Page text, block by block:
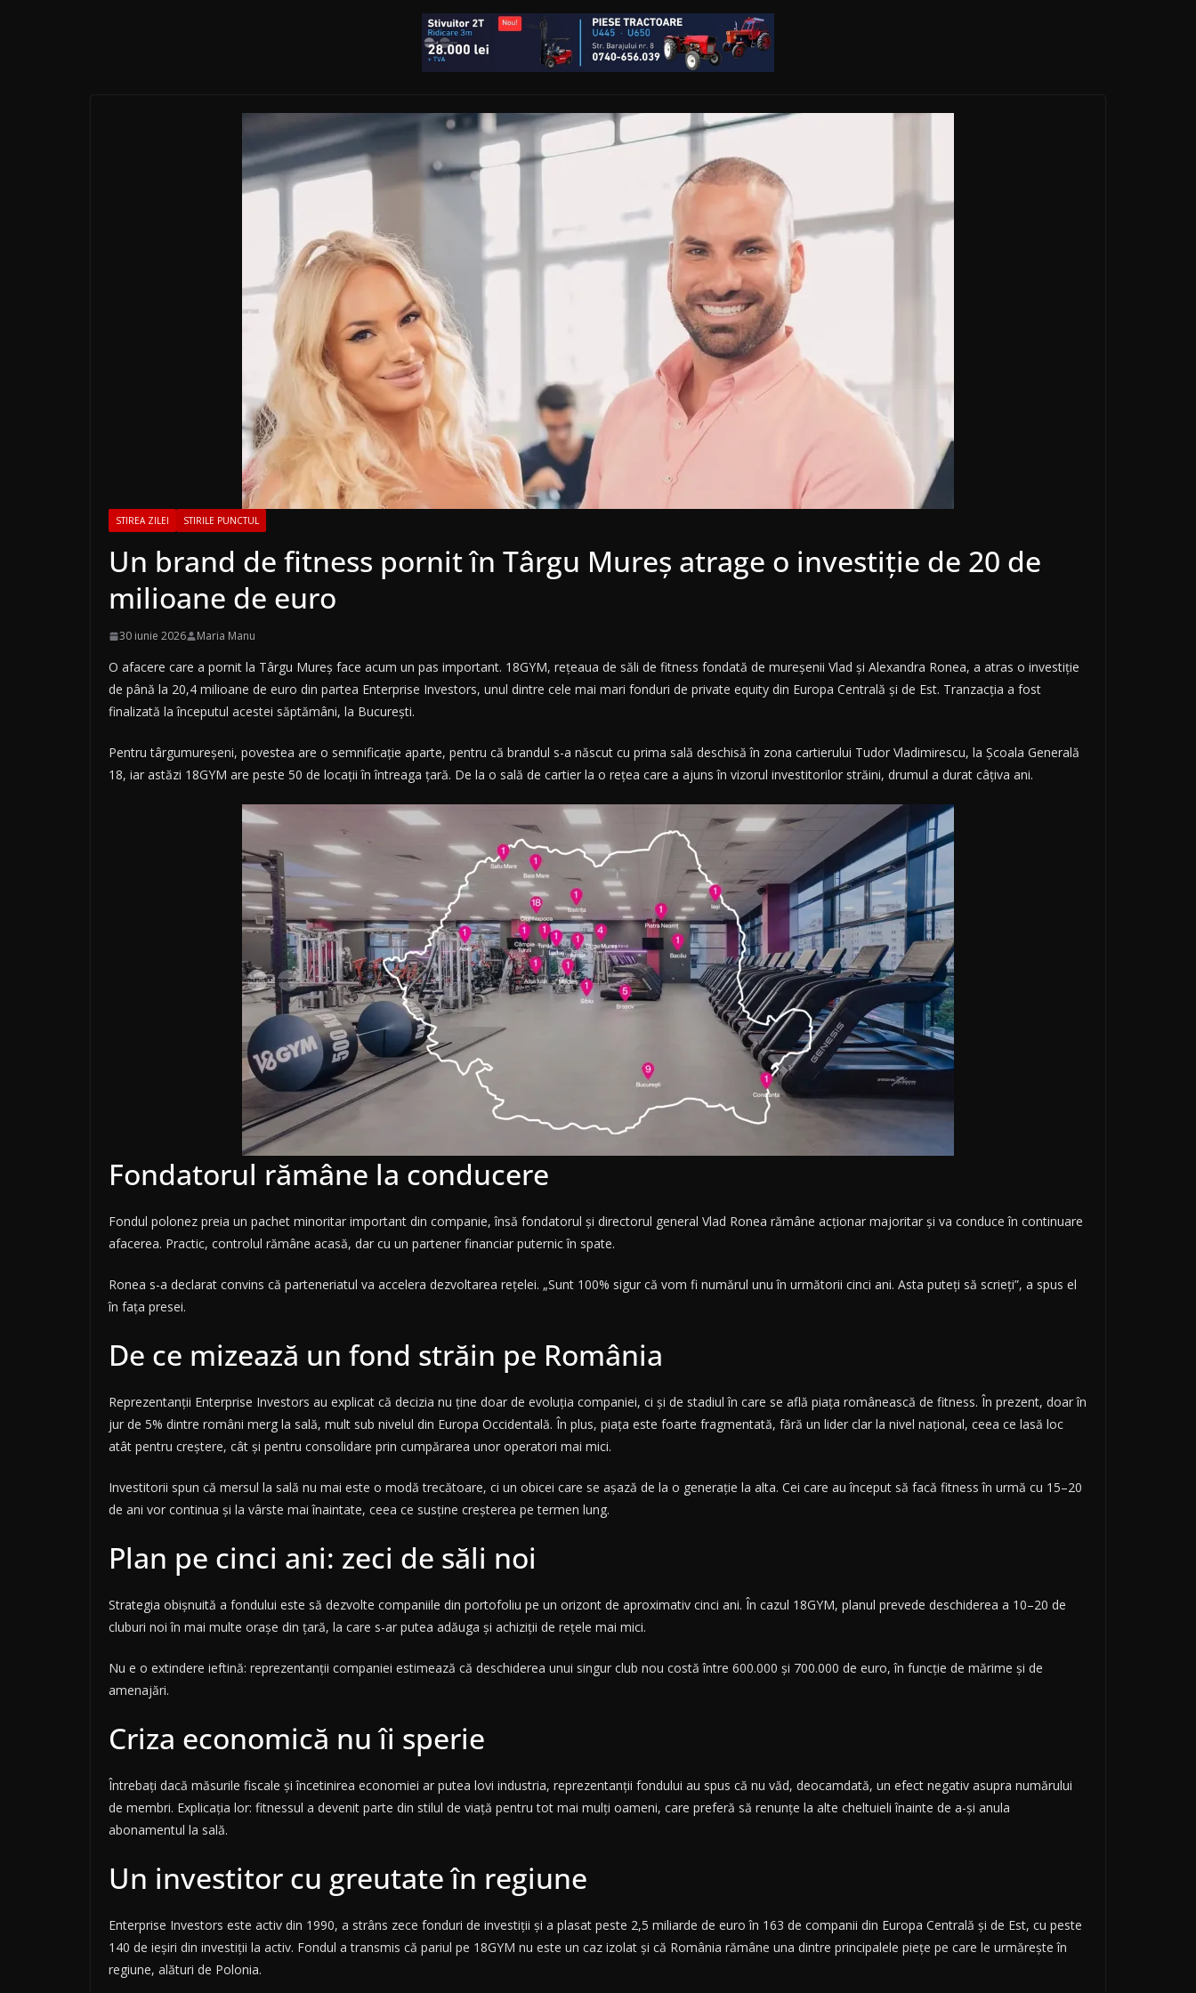
STIREA ZILEI STIRILE PUNCTUL
Un brand de fitness pornit în Târgu Mureș atrage o investiție de 20 de
milioane de euro
30 iunie 2026 Maria Manu
O afacere care a pornit la Târgu Mureș face acum un pas important. 18GYM, rețeaua de săli de fitness fondată de mureșenii Vlad și Alexandra Ronea, a atras o investiție
de până la 20,4 milioane de euro din partea Enterprise Investors, unul dintre cele mai mari fonduri de private equity din Europa Centrală și de Est. Tranzacția a fost
finalizată la începutul acestei săptămâni, la București.
Pentru târgumureșeni, povestea are o semnificație aparte, pentru că brandul s-a născut cu prima sală deschisă în zona cartierului Tudor Vladimirescu, la Școala Generală
18, iar astăzi 18GYM are peste 50 de locații în întreaga țară. De la o sală de cartier la o rețea care a ajuns în vizorul investitorilor străini, drumul a durat câțiva ani.
Fondatorul rămâne la conducere
Fondul polonez preia un pachet minoritar important din companie, însă fondatorul și directorul general Vlad Ronea rămâne acționar majoritar și va conduce în continuare
afacerea. Practic, controlul rămâne acasă, dar cu un partener financiar puternic în spate.
Ronea s-a declarat convins că parteneriatul va accelera dezvoltarea rețelei. „Sunt 100% sigur că vom fi numărul unu în următorii cinci ani. Asta puteți să scrieți”, a spus el
în fața presei.
De ce mizează un fond străin pe România
Reprezentanții Enterprise Investors au explicat că decizia nu ține doar de evoluția companiei, ci și de stadiul în care se află piața românească de fitness. În prezent, doar în
jur de 5% dintre români merg la sală, mult sub nivelul din Europa Occidentală. În plus, piața este foarte fragmentată, fără un lider clar la nivel național, ceea ce lasă loc
atât pentru creștere, cât și pentru consolidare prin cumpărarea unor operatori mai mici.
Investitorii spun că mersul la sală nu mai este o modă trecătoare, ci un obicei care se așază de la o generație la alta. Cei care au început să facă fitness în urmă cu 15–20
de ani vor continua și la vârste mai înaintate, ceea ce susține creșterea pe termen lung.
Plan pe cinci ani: zeci de săli noi
Strategia obișnuită a fondului este să dezvolte companiile din portofoliu pe un orizont de aproximativ cinci ani. În cazul 18GYM, planul prevede deschiderea a 10–20 de
cluburi noi în mai multe orașe din țară, la care s-ar putea adăuga și achiziții de rețele mai mici.
Nu e o extindere ieftină: reprezentanții companiei estimează că deschiderea unui singur club nou costă între 600.000 și 700.000 de euro, în funcție de mărime și de
amenajări.
Criza economică nu îi sperie
Întrebați dacă măsurile fiscale și încetinirea economiei ar putea lovi industria, reprezentanții fondului au spus că nu văd, deocamdată, un efect negativ asupra numărului
de membri. Explicația lor: fitnessul a devenit parte din stilul de viață pentru tot mai mulți oameni, care preferă să renunțe la alte cheltuieli înainte de a-și anula
abonamentul la sală.
Un investitor cu greutate în regiune
Enterprise Investors este activ din 1990, a strâns zece fonduri de investiții și a plasat peste 2,5 miliarde de euro în 163 de companii din Europa Centrală și de Est, cu peste
140 de ieșiri din investiții la activ. Fondul a transmis că pariul pe 18GYM nu este un caz izolat și că România rămâne una dintre principalele piețe pe care le urmărește în
regiune, alături de Polonia.